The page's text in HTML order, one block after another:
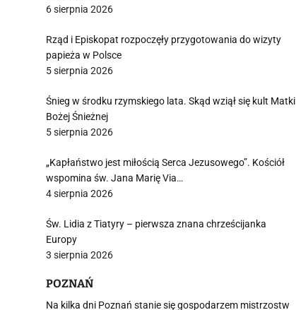
6 sierpnia 2026
Rząd i Episkopat rozpoczęły przygotowania do wizyty
papieża w Polsce
5 sierpnia 2026
Śnieg w środku rzymskiego lata. Skąd wziął się kult Matki
Bożej Śnieżnej
5 sierpnia 2026
„Kapłaństwo jest miłością Serca Jezusowego”. Kościół
wspomina św. Jana Marię Via…
4 sierpnia 2026
Św. Lidia z Tiatyry – pierwsza znana chrześcijanka
Europy
3 sierpnia 2026
POZNAŃ
Na kilka dni Poznań stanie się gospodarzem mistrzostw